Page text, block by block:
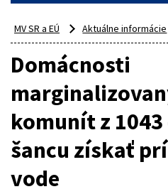
MV SR a EÚ Aktuálne informácie
Domácnosti
komunít z
šancu získať
vode